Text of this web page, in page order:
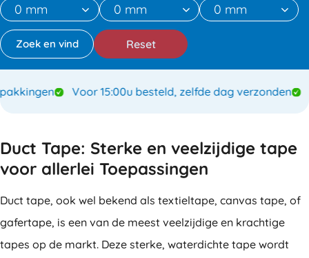
Reset
Voor 15:00u besteld, zelfde dag verzonden
Duct Tape: Sterke en veelzijdige tape
voor allerlei Toepassingen
Duct tape, ook wel bekend als textieltape, canvas tape, of
gafertape, is een van de meest veelzijdige en krachtige
tapes op de markt. Deze sterke, waterdichte tape wordt